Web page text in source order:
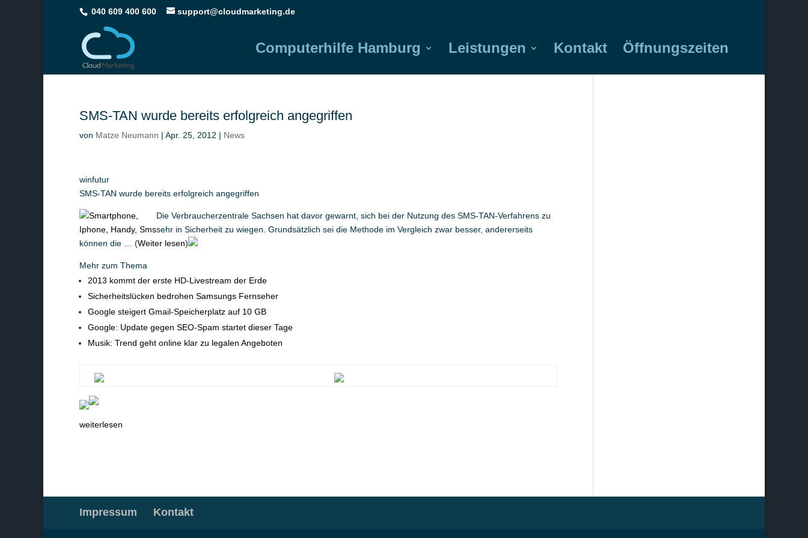
040 609 400 600 support@cloudmarketing.de
Computerhilfe Hamburg Leistungen Kontakt Öffnungszeiten
SMS-TAN wurde bereits erfolgreich angegriffen
von Matze Neumann | Apr. 25, 2012 | News
winfutur
SMS-TAN wurde bereits erfolgreich angegriffen
Die Verbraucherzentrale Sachsen hat davor gewarnt, sich bei der Nutzung des SMS-TAN-Verfahrens zu
sehr in Sicherheit zu wiegen. Grundsätzlich sei die Methode im Vergleich zwar besser, andererseits
können die … (Weiter lesen)
Mehr zum Thema
2013 kommt der erste HD-Livestream der Erde
Sicherheitslücken bedrohen Samsungs Fernseher
Google steigert Gmail-Speicherplatz auf 10 GB
Google: Update gegen SEO-Spam startet dieser Tage
Musik: Trend geht online klar zu legalen Angeboten
weiterlesen
Impressum Kontakt